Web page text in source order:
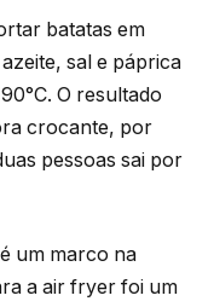
batatas em
sal e páprica
O resultado
crocante, por
pessoas sai por
um marco na
a air fryer foi um